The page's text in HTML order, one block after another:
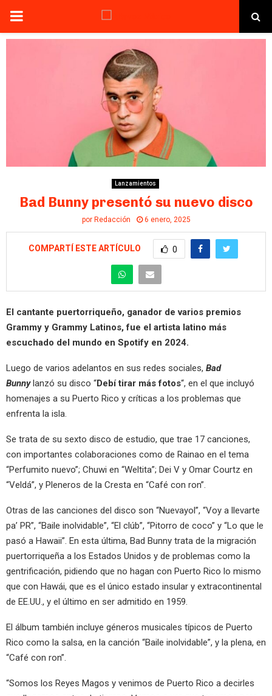
PRIMARY
Lanzamientos
Bad Bunny presentó su nuevo disco
por Redacción 6 enero, 2025
COMPARTÍ ESTE ARTÍCULO 0
El cantante puertorriqueño, ganador de varios premios
Grammy y Grammy Latinos, fue el artista latino más
escuchado del mundo en Spotify en 2024.
Luego de varios adelantos en sus redes sociales, Bad
Bunnylanzó su disco “Debí tirar más fotos“, en el que incluyó
homenajes a su Puerto Rico y críticas a los problemas que
enfrenta la isla.
Se trata de su sexto disco de estudio, que trae 17 canciones,
con importantes colaboraciones como de Rainao en el tema
“Perfumito nuevo”; Chuwi en “Weltita”; Dei V y Omar Courtz en
“Veldá”, y Pleneros de la Cresta en “Café con ron”.
Otras de las canciones del disco son “Nuevayol”, “Voy a llevarte
pa’ PR”, “Baile inolvidable”, “El clúb”, “Pitorro de coco” y “Lo que le
pasó a Hawaii”. En esta última, Bad Bunny trata de la migración
puertorriqueña a los Estados Unidos y de problemas como la
gentrificación, pidiendo que no hagan con Puerto Rico lo mismo
que con Hawái, que es el único estado insular y extracontinental
de EE.UU., y el último en ser admitido en 1959.
El álbum también incluye géneros musicales típicos de Puerto
Rico como la salsa, en la canción “Baile inolvidable”, y la plena, en
“Café con ron”.
“Somos los Reyes Magos y venimos de Puerto Rico a decirles